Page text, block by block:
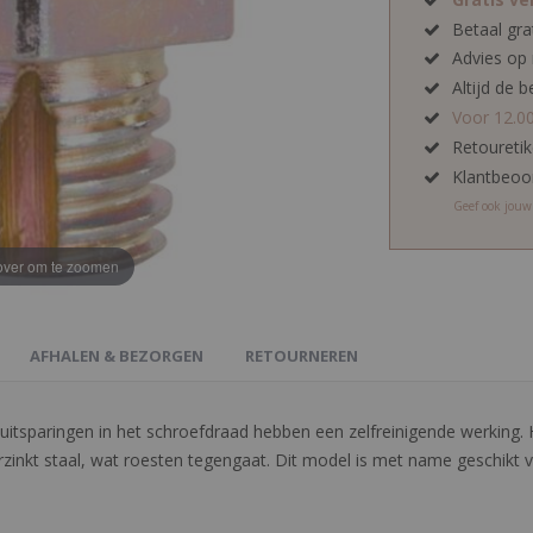
om te zoomen
Betaal
Advies op
Altijd de
Voor
Geef ook
in het schroefdraad hebben een zelfreinigende
staal, wat roesten tegengaat. Dit model is met name
AFHALEN & BEZORGEN RETOURNEREN